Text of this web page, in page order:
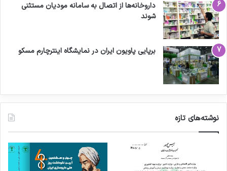
داروخانه‌ها از اتصال به سامانه مودیان مستثنی
شوند
برپایی پاویون ایران در نمایشگاه اینترچارم مسکو
نوشته‌های تازه